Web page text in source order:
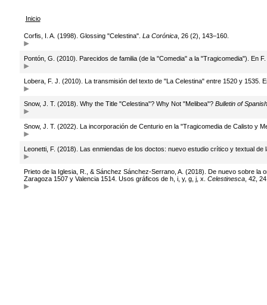
Inicio
Corfis, I. A. (1998). Glossing "Celestina". La Corónica, 26 (2), 143–160.
Pontón, G. (2010). Parecidos de familia (de la "Comedia" a la "Tragicomedia"). En
Lobera, F. J. (2010). La transmisión del texto de "La Celestina" entre 1520 y 1535.
Snow, J. T. (2018). Why the Title "Celestina"? Why Not "Melibea"? Bulletin of
Snow, J. T. (2022). La incorporación de Centurio en la "Tragicomedia de Calisto y
Leonetti, F. (2018). Las enmiendas de los doctos: nuevo estudio crítico y textual
Prieto de la Iglesia, R., & Sánchez Sánchez-Serrano, A. (2018). De nuevo sobre
Zaragoza 1507 y Valencia 1514. Usos gráficos de h, i, y, g, j, x. Celestinesca, 42,